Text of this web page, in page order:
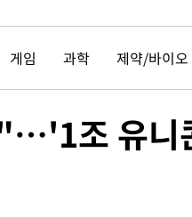
게임 과학 제약/바이오
조 유니